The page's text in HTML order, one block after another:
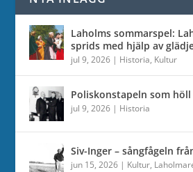
Laholms sommarspel:
sprids med hjälp av
jul 9, 2026 | Historia, Kultur
Poliskonstapeln som
jul 9, 2026 | Historia
Siv-Inger – sångfågeln
jun 15, 2026 | Kultur,